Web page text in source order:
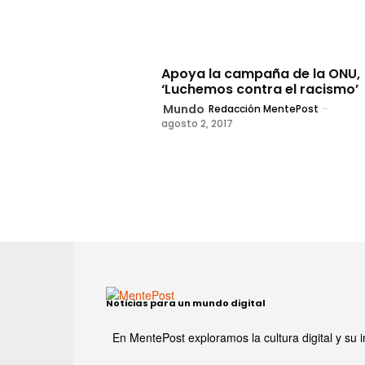
Apoya la campaña de la ONU,
‘Luchemos contra el racismo’
Mundo Redacción MentePost -
agosto 2, 2017
Noticias para un mundo digital
En MentePost exploramos la cultura digital y su